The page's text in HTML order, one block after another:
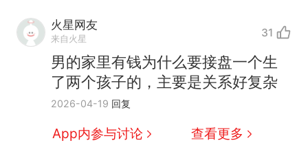
火星网友
来自火星 31
男的家里有钱为什么要接盘一个生
了两个孩子的，主要是关系好复杂
2026-04-19 回复
App内参与讨论 查看更多
新 费大厨“全国小炒肉大王”称
号，仅凭视频评出？中国烹饪
协会回应
男子上山采菌偶然发现鸡枞菌
窝，原地守1天等它长大：挖了
140多朵
美国渔民钓获鲨鱼徒手将其拽